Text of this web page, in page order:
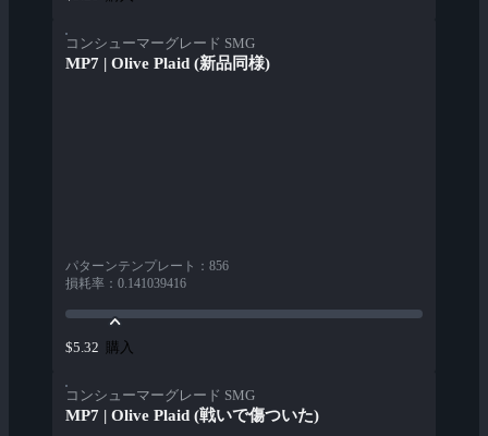
コンシューマーグレード SMG
MP7 | Olive Plaid (新品同様)
パターンテンプレート ： 856
損耗率 ： 0.141039416
$5.32 購入
コンシューマーグレード SMG
MP7 | Olive Plaid (戦いで傷ついた)